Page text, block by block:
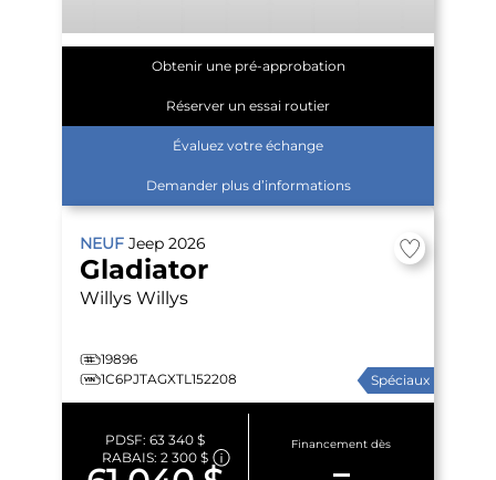
Obtenir une pré-approbation
Réserver un essai routier
Évaluez votre échange
Demander plus d’informations
NEUF Jeep 2026
Gladiator
Willys Willys
19896
1C6PJTAGXTL152208
Spéciaux
PDSF: 63 340 $
RABAIS: 2 300 $
Financement dès